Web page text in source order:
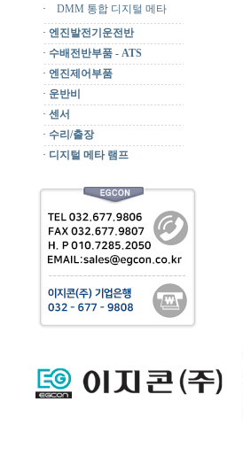
·
DMM 통합 디지털 메타
· 엔진발전기운전반
· 수배전반부품 - ATS
· 엔진제어부품
· 운반비
· 센서
· 수리/출장
· 디지털 메타 램프